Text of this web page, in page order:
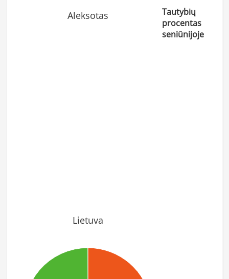
Aleksotas
Lietuva
Tautybių
procentas
seniūnijoje